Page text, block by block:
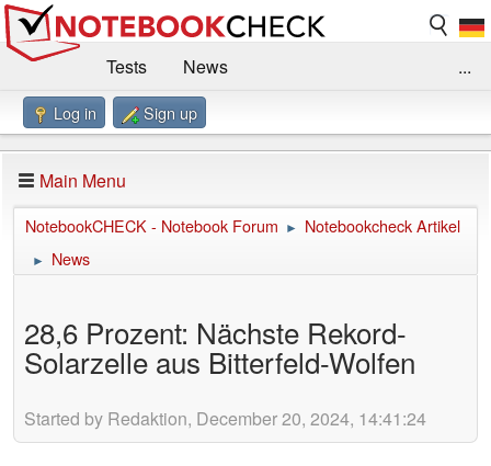
Tests
News
Benchmarks / Technik
Forum
Impressum
...
Log in Sign up
Main Menu
NotebookCHECK - Notebook Forum ► Notebookcheck Artikel
► News
28,6 Prozent: Nächste Rekord-
Solarzelle aus Bitterfeld-Wolfen
Started by Redaktion, December 20, 2024, 14:41:24